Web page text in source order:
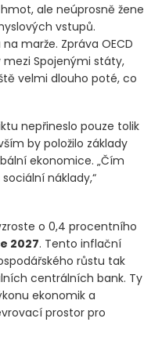
ale neúprosně žene
vstupů.
marže. Zpráva OECD
Spojenými státy,
velmi dlouho poté, co
nepřineslo pouze tolik
by položilo základy
ekonomice. „Čím
náklady,“
o 0,4 procentního
2027. Tento inflační
růstu tak
centrálních bank. Ty
ekonomik a
prostor pro